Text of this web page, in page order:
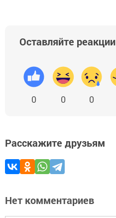
Оставляйте реакции
0 0 0
Расскажите друзьям
Нет комментариев